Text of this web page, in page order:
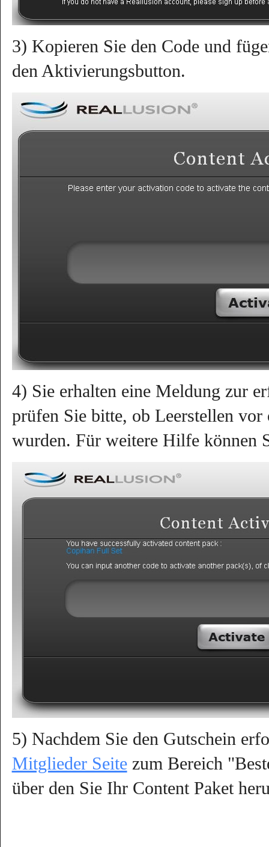
3) Kopieren Sie den Code und
den Aktivierungsbutton.
4) Sie erhalten eine Meldung zur
prüfen Sie bitte, ob Leerstellen vor
wurden. Für weitere Hilfe können
5) Nachdem Sie den Gutschein
Mitglieder Seitezum Bereich
über den Sie Ihr Content Paket